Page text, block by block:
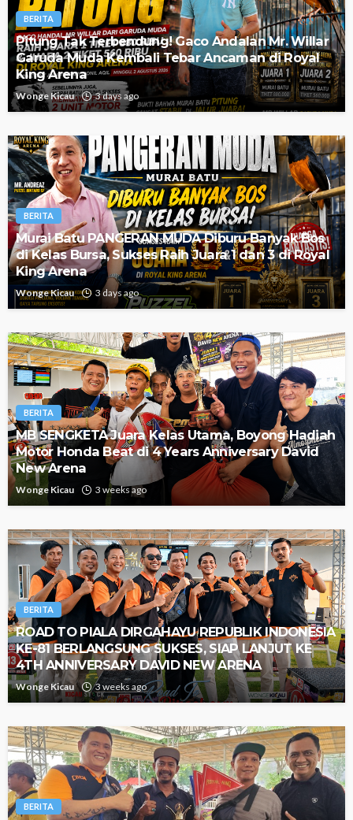
BERITA
Pitung Tak Terbendung! Gaco Andalan Mr. Willar
Garuda Muda Kembali Tebar Ancaman di Royal
King Arena
Wonge Kicau 3 days ago
BERITA
Murai Batu PANGERAN MUDA Diburu Banyak Bos
di Kelas Bursa, Sukses Raih Juara 1 dan 3 di Royal
King Arena
Wonge Kicau 3 days ago
BERITA
MB SENGKETA Juara Kelas Utama, Boyong Hadiah
Motor Honda Beat di 4 Years Anniversary David
New Arena
Wonge Kicau 3 weeks ago
BERITA
ROAD TO PIALA DIRGAHAYU REPUBLIK INDONESIA
KE-81 BERLANGSUNG SUKSES, SIAP LANJUT KE
4TH ANNIVERSARY DAVID NEW ARENA
Wonge Kicau 3 weeks ago
BERITA